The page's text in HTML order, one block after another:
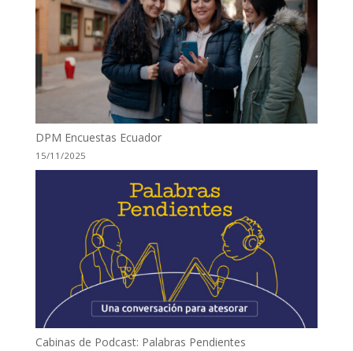
DPM Encuestas Ecuador
15/11/2025
Cabinas de Podcast: Palabras Pendientes